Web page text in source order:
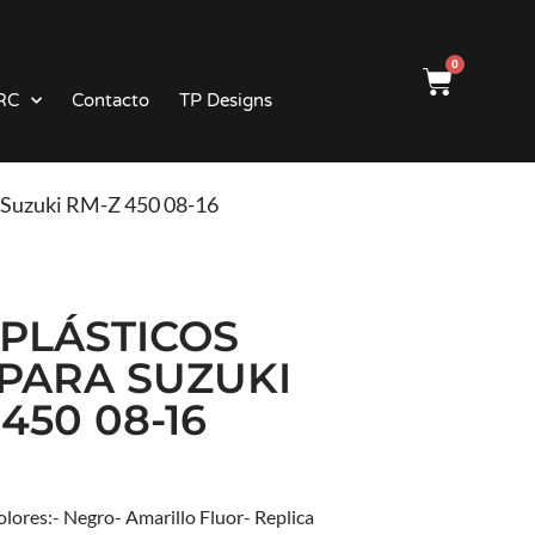
Contacto TP Designs
0
RM-Z 450 08-16
SUZUKI
08-16
Negro- Amarillo Fluor- Replica